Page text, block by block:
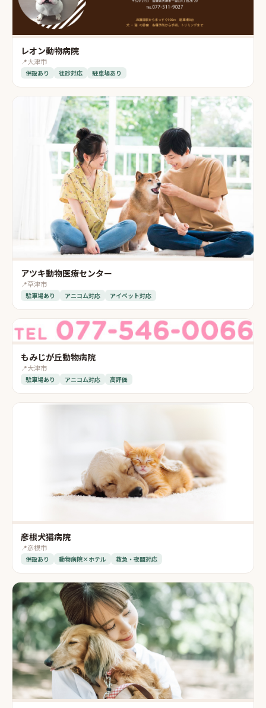
レオン動物病院
📍大津市
併設あり 往診対応 駐車場あり
アツキ動物医療センター
📍草津市
駐車場あり アニコム対応 アイペット対応
もみじが丘動物病院
📍大津市
駐車場あり アニコム対応 高評価
彦根犬猫病院
📍彦根市
併設あり 動物病院×ホテル 救急・夜間対応